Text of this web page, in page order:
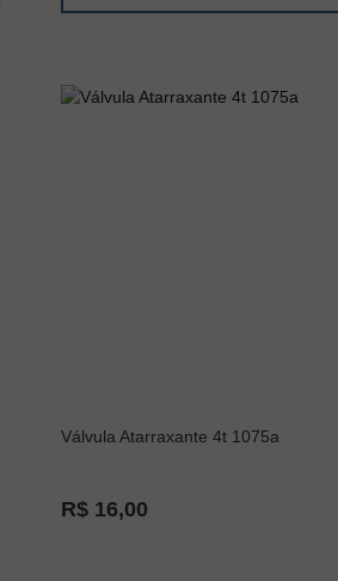
Válvula Atarraxante 4t 1075a
R$ 16,00